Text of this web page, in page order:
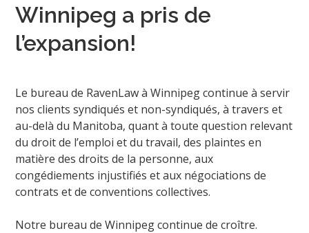
Winnipeg a pris de
l’expansion!
Le bureau de RavenLaw à Winnipeg continue à servir
nos clients syndiqués et non-syndiqués, à travers et
au-delà du Manitoba, quant à toute question relevant
du droit de l’emploi et du travail, des plaintes en
matière des droits de la personne, aux
congédiements injustifiés et aux négociations de
contrats et de conventions collectives.
Notre bureau de Winnipeg continue de croître.